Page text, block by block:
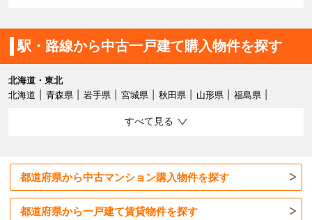
駅・路線から中古一戸建て購入物件を探す
北海道・東北
北海道
青森県 岩手県 宮城県 秋田県 山形県 福島県
すべて見る
都道府県から中古マンション購入物件を探す
都道府県から一戸建て賃貸物件を探す